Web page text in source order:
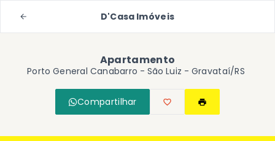
D'Casa Imóveis
Apartamento
Porto General Canabarro - São Luiz - Gravataí/RS
Compartilhar